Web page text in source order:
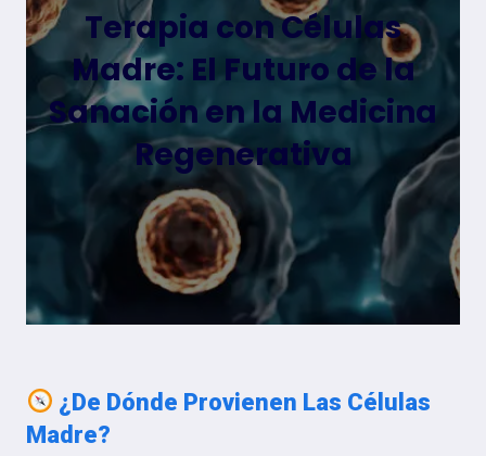
Terapia con Células
Madre: El Futuro de la
Sanación en la Medicina
Regenerativa
¿De Dónde Provienen Las Células
Madre?